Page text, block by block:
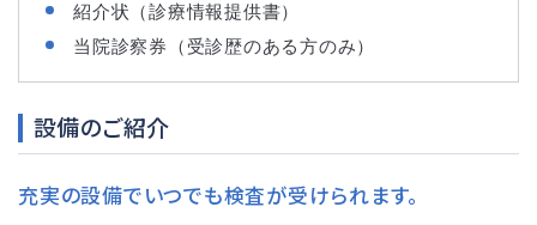
紹介状（診療情報提供書）
当院診察券（受診歴のある方のみ）
設備のご紹介
充実の設備でいつでも検査が受けられます。